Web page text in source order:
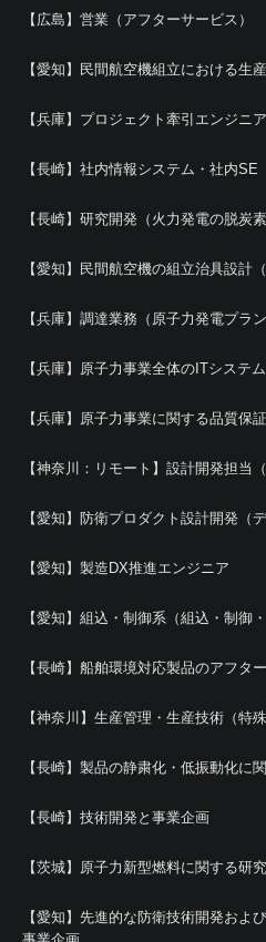
【広島】営業（アフターサービス）
【愛知】民間航空機組立における生
【兵庫】プロジェクト牽引エンジニア
【長崎】社内情報システム・社内SE
【長崎】研究開発（火力発電の脱炭素
【愛知】民間航空機の組立治具設計
【兵庫】調達業務（原子力発電プラ
【兵庫】原子力事業全体のITシステ
【兵庫】原子力事業に関する品質保
【神奈川：リモート】設計開発担当
【愛知】防衛プロダクト設計開発（
【愛知】製造DX推進エンジニア
【愛知】組込・制御系（組込・制御
【長崎】船舶環境対応製品のアフタ
【神奈川】生産管理・生産技術（特殊
【長崎】製品の静粛化・低振動化に
【長崎】技術開発と事業企画
【茨城】原子力新型燃料に関する
【愛知】先進的な防衛技術開発およ